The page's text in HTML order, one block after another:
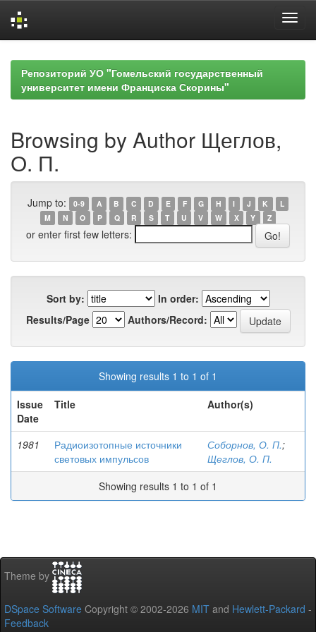
navigationРепозиторий УО "Гомельский государственный
университет имени Франциска Скорины"
Browsing by Author Щеглов,
О. П.
Jump to: 0-9 A B C D E F G H I J K
L
M
N O P Q R S T U V W X Y Z
or enter first few letters:
Sort by:
In order:
Results/Page
Authors/Record:
Showing results 1 to 1 of 1
Issue
Date
Title Author(s)
1981
Радиоизотопные источники
световых импульсов
Соборнов, О. П.;
Щеглов, О. П.
Showing results 1 to 1 of 1
Theme by
DSpace Software Copyright © 2002-2026 MIT and Hewlett-Packard -
Feedback